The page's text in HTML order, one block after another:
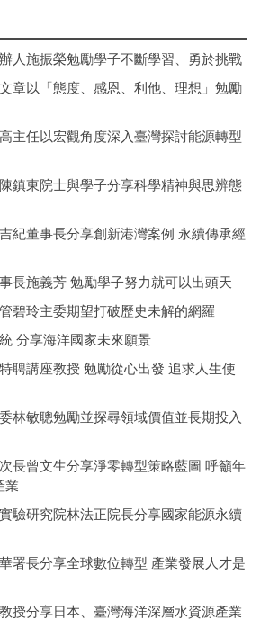
人施振榮勉勵學子不斷學習、勇於挑戰
章以「態度、感恩、利他、理想」勉勵
主任以宏觀角度深入臺灣探討能源轉型
鎮東院士與學子分享科學精神與思辨態
紀董事長分享創新港灣案例 永續傳承經
長施義芳 勉勵學子努力就可以出頭天
碧玲主委期望打破歷史未解的網羅
分享海洋國家未來願景
聘講座教授 勉勵從心出發 追求人生使
林敏聰勉勵並探尋領域價值並長期投入
長曾文生分享淨零轉型策略藍圖 呼籲年
業
驗研究院林法正院長分享國家能源永續
署長分享全球數位轉型 產業發展人才是
授分享日本、臺灣海洋深層水資源產業